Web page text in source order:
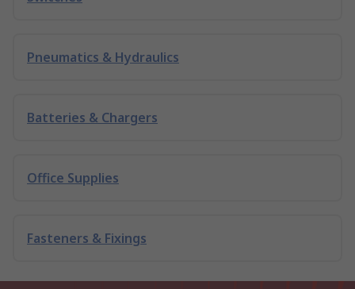
Pneumatics & Hydraulics
Batteries & Chargers
Office Supplies
Fasteners & Fixings